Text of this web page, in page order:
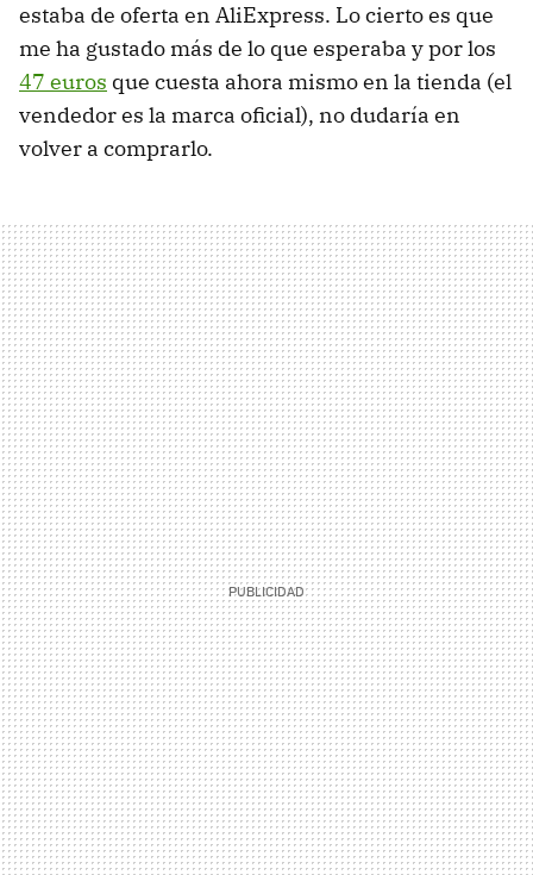
estaba de oferta en AliExpress. Lo cierto es que
me ha gustado más de lo que esperaba y por los
47 euros que cuesta ahora mismo en la tienda (el
vendedor es la marca oficial), no dudaría en
volver a comprarlo.